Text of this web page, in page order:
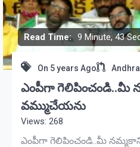
Read Time: 9 Minute, 43
On 5 years Ago
ఎంపీగా గెలిపించండి..మీ
వమ్ముచేయను
Views: 268
ఎంపీగా గెలిపించండి..మీ